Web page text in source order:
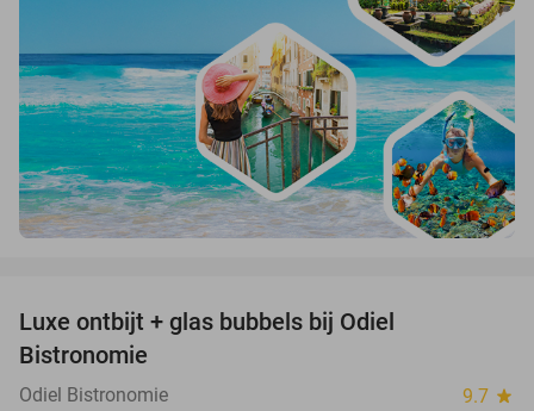
Luxe ontbijt + glas bubbels bij Odiel
Bistronomie
Odiel Bistronomie 9.7 star